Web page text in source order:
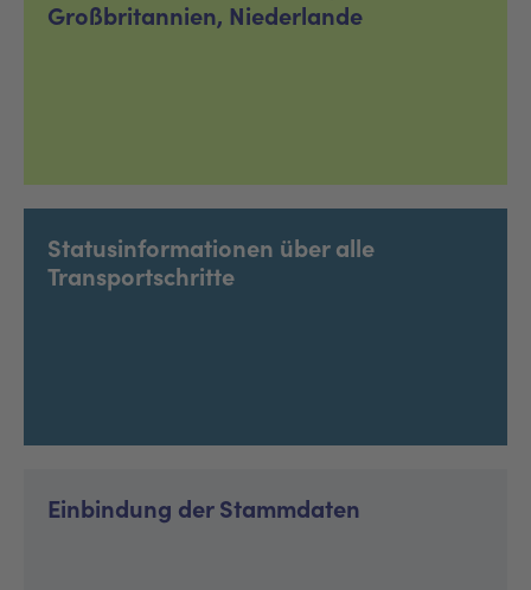
Großbritannien, Niederlande
Statusinformationen über alle
Transportschritte
Einbindung der Stammdaten